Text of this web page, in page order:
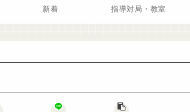
新着 指導対局・教室